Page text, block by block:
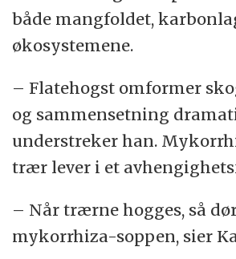
både mangfoldet,
økosystemene.
– Flatehogst omformer
og sammensetning
understreker han.
trær lever i et
– Når trærne hogges, så
mykorrhiza-soppen, sier